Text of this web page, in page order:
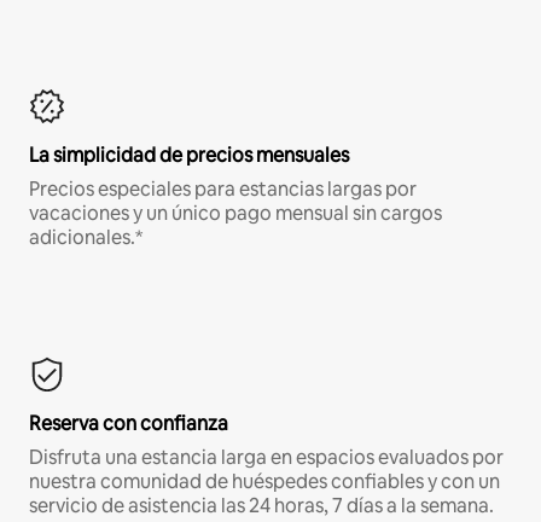
La simplicidad de precios mensuales
Precios especiales para estancias largas por
vacaciones y un único pago mensual sin cargos
adicionales.*
Reserva con confianza
Disfruta una estancia larga en espacios evaluados por
nuestra comunidad de huéspedes confiables y con un
servicio de asistencia las 24 horas, 7 días a la semana.